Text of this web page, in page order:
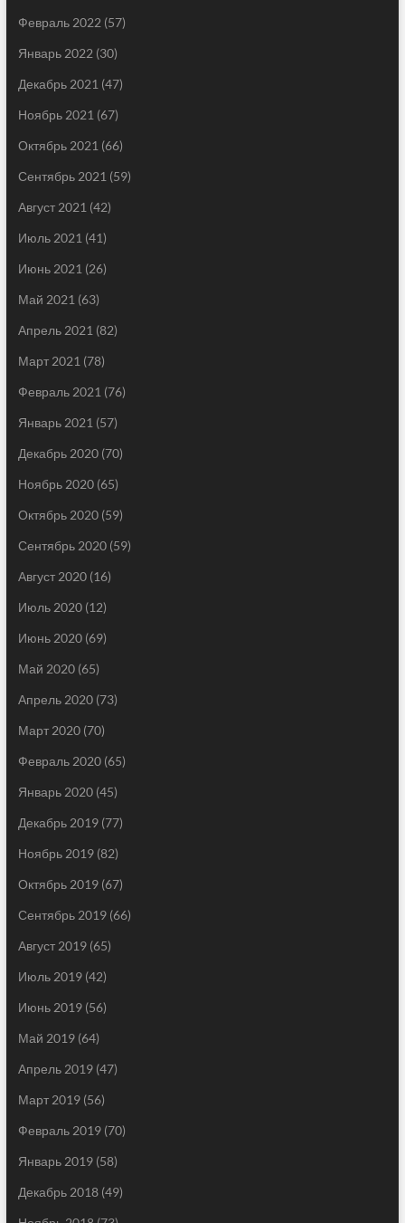
Февраль 2022 (57)
Январь 2022 (30)
Декабрь 2021 (47)
Ноябрь 2021 (67)
Октябрь 2021 (66)
Сентябрь 2021 (59)
Август 2021 (42)
Июль 2021 (41)
Июнь 2021 (26)
Май 2021 (63)
Апрель 2021 (82)
Март 2021 (78)
Февраль 2021 (76)
Январь 2021 (57)
Декабрь 2020(70)
Ноябрь 2020(65)
Октябрь 2020(59)
Сентябрь 2020(59)
Август 2020(16)
Июль 2020(12)
Июнь 2020(69)
Май 2020(65)
Апрель 2020(73)
Март 2020(70)
Февраль 2020(65)
Январь 2020(45)
Декабрь 2019(77)
Ноябрь 2019(82)
Октябрь 2019(67)
Сентябрь 2019(66)
Август 2019(65)
Июль 2019(42)
Июнь 2019(56)
Май 2019(64)
Апрель 2019(47)
Март 2019(56)
Февраль 2019(70)
Январь 2019(58)
Декабрь 2018(49)